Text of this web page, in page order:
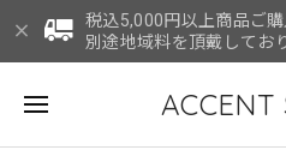
税込5,000円以上商品ご
別途地域料を頂戴してお
ACCENT